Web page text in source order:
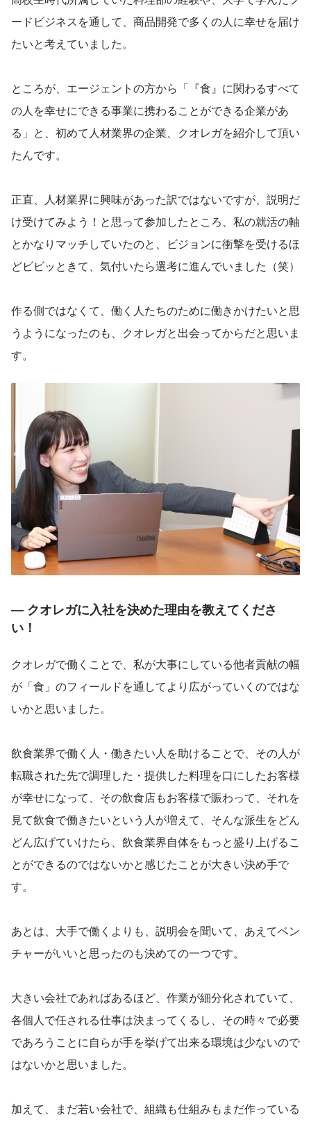
ードビジネスを通して、商品開発で多くの人に幸せを届け
たいと考えていました。
ところが、エージェントの方から「『食』に関わるすべて
の人を幸せにできる事業に携わることができる企業があ
る」と、初めて人材業界の企業、クオレガを紹介して頂い
たんです。
正直、人材業界に興味があった訳ではないですが、説明だ
け受けてみよう！と思って参加したところ、私の就活の軸
とかなりマッチしていたのと、ビジョンに衝撃を受けるほ
どビビッときて、気付いたら選考に進んでいました（笑）
作る側ではなくて、働く人たちのために働きかけたいと思
うようになったのも、クオレガと出会ってからだと思いま
す。
— クオレガに入社を決めた理由を教えてくださ
い！
クオレガで働くことで、私が大事にしている他者貢献の幅
が「食」のフィールドを通してより広がっていくのではな
いかと思いました。
飲食業界で働く人・働きたい人を助けることで、その人が
転職された先で調理した・提供した料理を口にしたお客様
が幸せになって、その飲食店もお客様で賑わって、それを
見て飲食で働きたいという人が増えて、そんな派生をどん
どん広げていけたら、飲食業界自体をもっと盛り上げるこ
とができるのではないかと感じたことが大きい決め手で
す。
あとは、大手で働くよりも、説明会を聞いて、あえてベン
チャーがいいと思ったのも決めての一つです。
大きい会社であればあるほど、作業が細分化されていて、
各個人で任される仕事は決まってくるし、その時々で必要
であろうことに自らが手を挙げて出来る環境は少ないので
はないかと思いました。
加えて、まだ若い会社で、組織も仕組みもまだ作っている